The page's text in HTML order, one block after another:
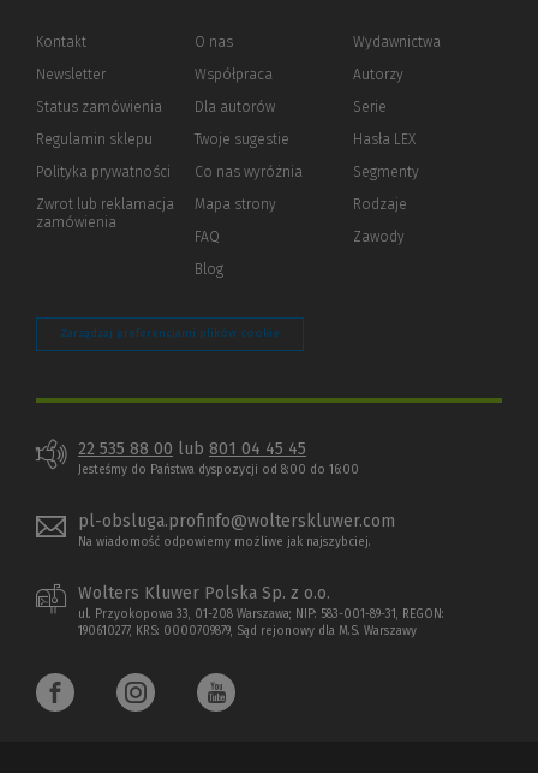
Kontakt
Newsletter
Status zamówienia
Regulamin sklepu
Polityka prywatności (Nowe
(Link
innej
Zwrot lub reklamacja
zamówienia
O nas
Współpraca
Dla autorów(Nowe
(Link
innej
Twoje sugestie
Co nas wyróżnia
Mapa strony
FAQ
Blog
Wydawnictwa
Autorzy
Serie
Hasła LEX
Segmenty
Rodzaje
Zawody
Zarządzaj preferencjami plików cookie
22 535 88 00 lub 801 04 45 45
Jesteśmy do Państwa dyspozycji od 8:00 do 16:00
pl-obsluga.profinfo@wolterskluwer.com
Na wiadomość odpowiemy możliwe jak najszybciej.
Wolters Kluwer Polska Sp. z o.o.
ul. Przyokopowa 33, 01-208 Warszawa; NIP: 583-001-89-31, REGON:
190610277, KRS: 0000709879, Sąd rejonowy dla M.S. Warszawy